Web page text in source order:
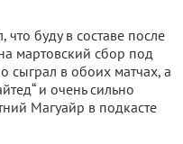
буду в составе после
мартовский сбор под
сыграл в обоих матчах, а
и очень сильно
Магуайр в подкасте